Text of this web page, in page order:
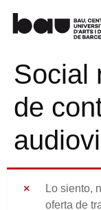
Social
de
Lo siento,
oferta de